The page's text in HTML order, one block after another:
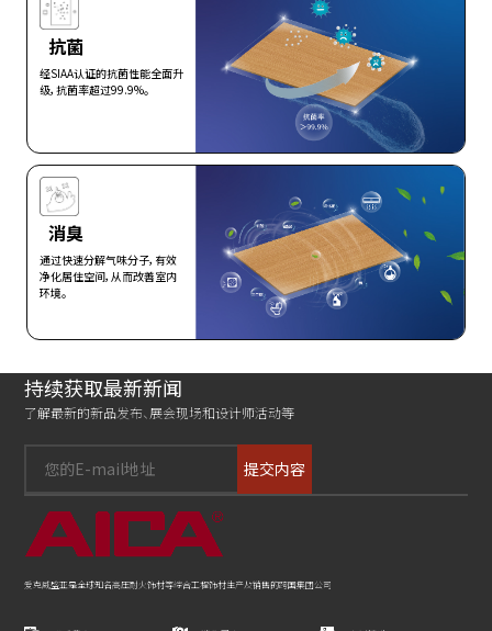
抗菌
经SIAA认证的抗菌性能全面升
级，抗菌率超过99.9%。
查看更多>
消臭
通过快速分解气味分子，有效
净化居住空间，从而改善室内
环境。
查看更多>
持续获取最新新闻
了解最新的新品发布、展会现场和设计师活动等
提交内容
爱克威盛亚是全球知名高压耐火饰材等综合工程饰材生产及销售的跨国集团公司